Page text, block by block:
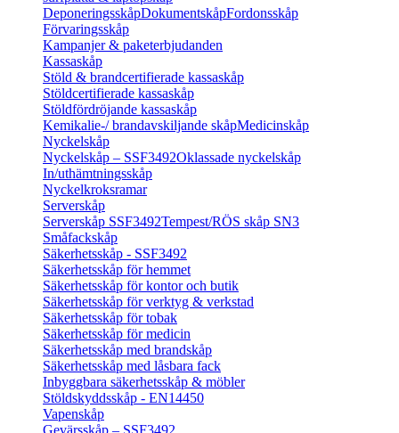
DeponeringsskåpDokumentskåpFordonsskåp
Förvaringsskåp
Kampanjer & paketerbjudanden
Kassaskåp
Stöld & brandcertifierade kassaskåp
Stöldcertifierade kassaskåp
Stöldfördröjande kassaskåp
Kemikalie-/ brandavskiljande skåpMedicinskåp
Nyckelskåp
Nyckelskåp – SSF3492Oklassade nyckelskåp
In/uthämtningsskåp
Nyckelkroksramar
Serverskåp
Serverskåp SSF3492Tempest/RÖS skåp SN3
Småfackskåp
Säkerhetsskåp - SSF3492
Säkerhetsskåp för hemmet
Säkerhetsskåp för kontor och butik
Säkerhetsskåp för verktyg & verkstad
Säkerhetsskåp för tobak
Säkerhetsskåp för medicin
Säkerhetsskåp med brandskåp
Säkerhetsskåp med låsbara fack
Inbyggbara säkerhetsskåp & möbler
Stöldskyddsskåp - EN14450
Vapenskåp
Gevärsskåp – SSF3492